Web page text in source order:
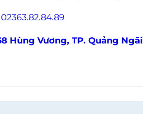
Hùng Vương, TP. Quảng Ngãi